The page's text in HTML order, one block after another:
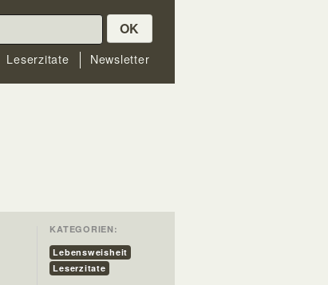
OK
Leserzitate Newsletter
KATEGORIEN:
Lebensweisheit
Leserzitate